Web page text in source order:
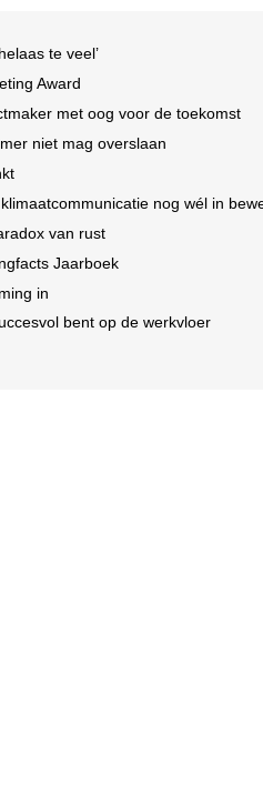
te veel’
Award
met oog voor de toekomst
niet mag overslaan
nog wél in
van rust
Jaarboek
in
bent op de werkvloer